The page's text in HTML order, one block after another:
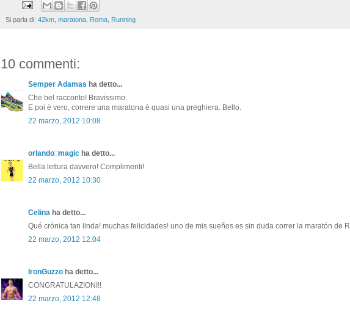
Si parla di: 42km maratona Roma Running
10 commenti:
Semper Adamas ha detto...
Che bel racconto! Bravissimo.
E poi è vero, correre una maratona è quasi una preghiera. Bello.
22 marzo, 2012 10:08
orlando ҉ magic ha detto...
Bella lettura davvero! Complimenti!
22 marzo, 2012 10:30
Celina ha detto...
Qué crónica tan linda! muchas felicidades! uno de mis sueños es sin duda correr la maratón de
22 marzo, 2012 12:04
IronGuzzo ha detto...
CONGRATULAZIONI!!
22 marzo, 2012 12:48